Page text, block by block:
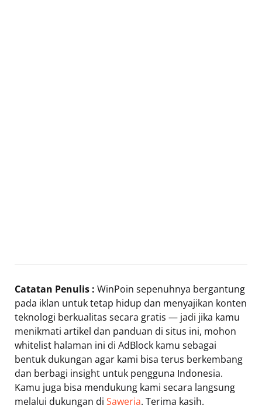
Catatan Penulis : WinPoin sepenuhnya bergantung
pada iklan untuk tetap hidup dan menyajikan konten
teknologi berkualitas secara gratis — jadi jika kamu
menikmati artikel dan panduan di situs ini, mohon
whitelist halaman ini di AdBlock kamu sebagai
bentuk dukungan agar kami bisa terus berkembang
dan berbagi insight untuk pengguna Indonesia.
Kamu juga bisa mendukung kami secara langsung
melalui dukungan di Saweria. Terima kasih.